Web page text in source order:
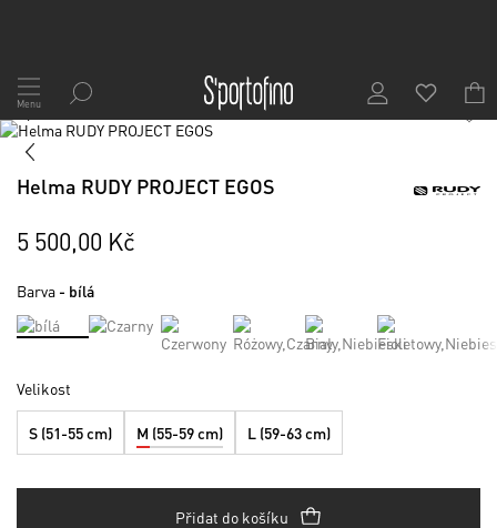
Přejít
na
obsah
Menu
Skip
end
the
images
1/4
Skip
the
the
gallery
Helma RUDY PROJECT EGOS
5 500,00 Kč
Barva - bílá
Velikost
S (51-55 cm) M (55-59 cm) L (59-63 cm)
Přidat do košíku